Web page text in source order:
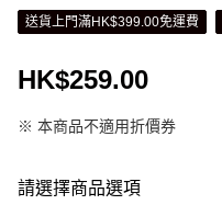
送貨上門滿HK$399.00免運費
HK$259.00
※ 本商品不適用折價券
請選擇商品選項